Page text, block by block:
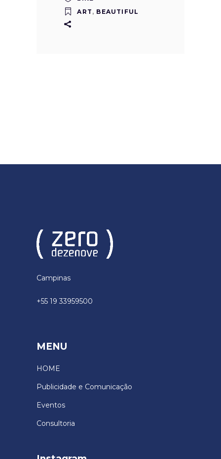
ART , BEAUTIFUL
Campinas
+55 19 33959500
MENU
HOME
Publicidade e Comunicação
Eventos
Consultoria